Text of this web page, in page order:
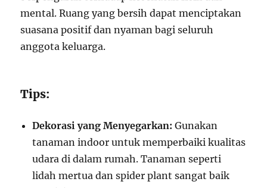
mental. Ruang yang bersih dapat menciptakan
suasana positif dan nyaman bagi seluruh
anggota keluarga.
Tips:
Dekorasi yang Menyegarkan: Gunakan
tanaman indoor untuk memperbaiki kualitas
udara di dalam rumah. Tanaman seperti
lidah mertua dan spider plant sangat baik